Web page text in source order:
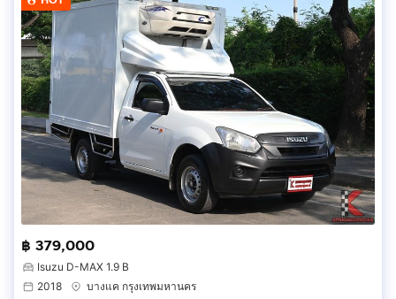
฿ 379,000
Isuzu D-MAX 1.9 B
2018
บางแค กรุงเทพมหานคร